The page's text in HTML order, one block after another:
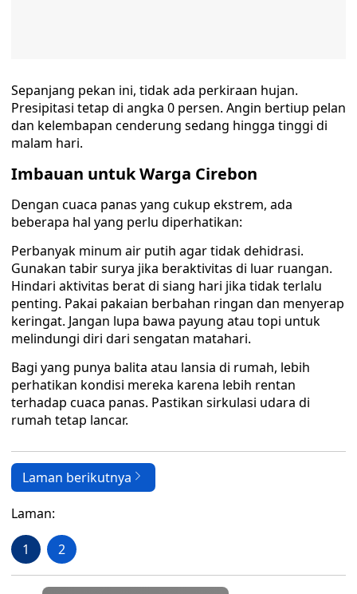
Sepanjang pekan ini, tidak ada perkiraan hujan.
Presipitasi tetap di angka 0 persen. Angin bertiup pelan
dan kelembapan cenderung sedang hingga tinggi di
malam hari.
Imbauan untuk Warga Cirebon
Dengan cuaca panas yang cukup ekstrem, ada
beberapa hal yang perlu diperhatikan:
Perbanyak minum air putih agar tidak dehidrasi.
Gunakan tabir surya jika beraktivitas di luar ruangan.
Hindari aktivitas berat di siang hari jika tidak terlalu
penting. Pakai pakaian berbahan ringan dan menyerap
keringat. Jangan lupa bawa payung atau topi untuk
melindungi diri dari sengatan matahari.
Bagi yang punya balita atau lansia di rumah, lebih
perhatikan kondisi mereka karena lebih rentan
terhadap cuaca panas. Pastikan sirkulasi udara di
rumah tetap lancar.
Laman berikutnya
Laman:
1 2